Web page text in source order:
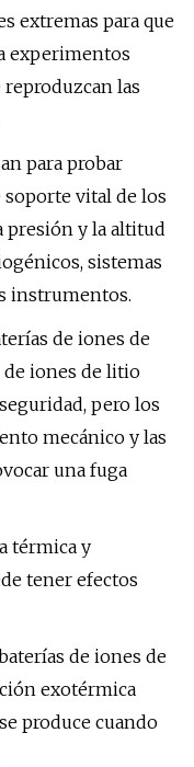
extremas para que
experimentos
las
para probar
vital de los
presión y la altitud
sistemas
instrumentos.
de iones de
de iones de litio
pero los
mecánico y las
una fuga
térmica y
tener efectos
de iones de
exotérmica
produce cuando